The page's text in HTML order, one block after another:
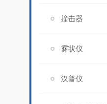
撞击器
雾状仪
汉普仪